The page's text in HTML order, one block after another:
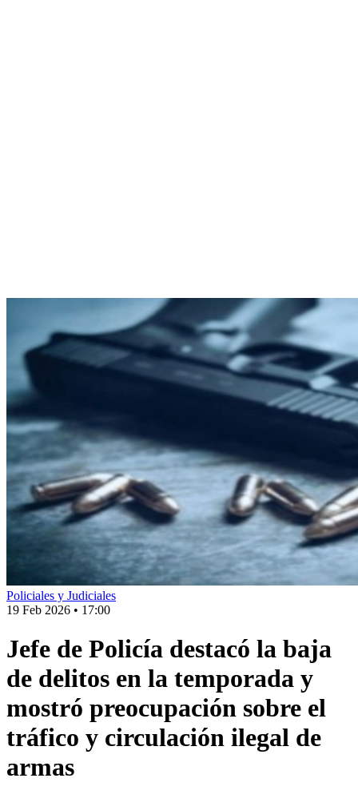
Policiales y Judiciales
19 Feb 2026 • 17:00
Jefe de Policía destacó la baja
de delitos en la temporada y
mostró preocupación sobre el
tráfico y circulación ilegal de
armas